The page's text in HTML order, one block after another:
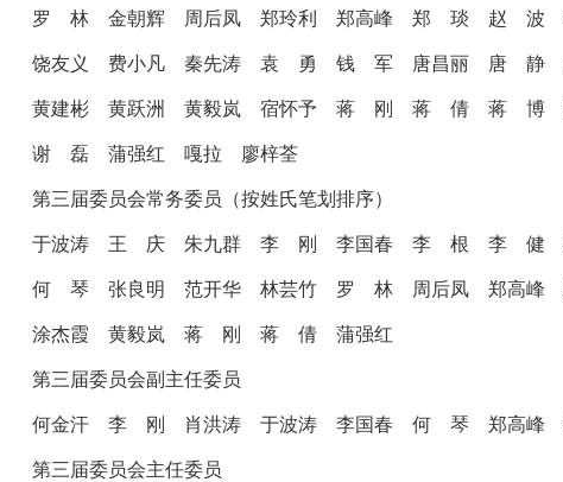
罗 林 金朝辉 周后凤 郑玲利 郑高峰 郑 琰 赵 波
饶友义 费小凡 秦先涛 袁 勇 钱 军 唐昌丽 唐 静
黄建彬 黄跃洲 黄毅岚 宿怀予 蒋 刚 蒋 倩 蒋 博
谢 磊 蒲强红 嘎拉 廖梓荃
第三届委员会常务委员（按姓氏笔划排序）
于波涛 王 庆 朱九群 李 刚 李国春 李 根 李 健
何 琴 张良明 范开华 林芸竹 罗 林 周后凤 郑高峰
涂杰霞 黄毅岚 蒋 刚 蒋 倩 蒲强红
第三届委员会副主任委员
何金汗 李 刚 肖洪涛 于波涛 李国春 何 琴 郑高峰
第三届委员会主任委员